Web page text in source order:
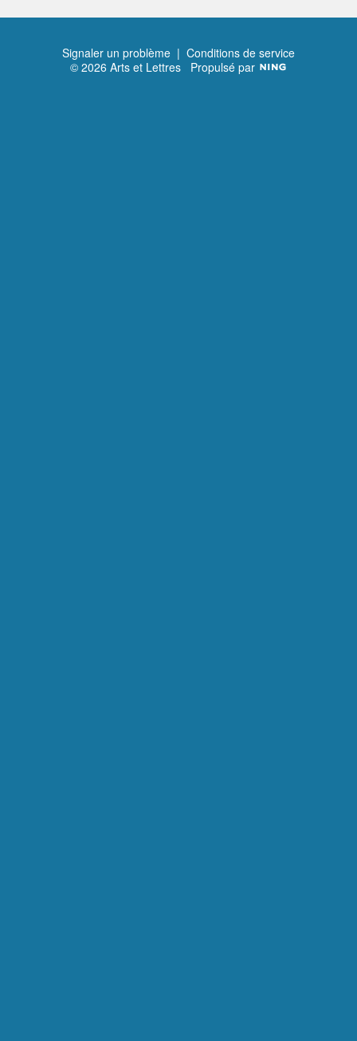
Signaler un problème | Conditions de service
© 2026 Arts et Lettres Propulsé par